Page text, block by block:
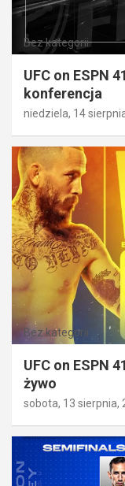
Bez kategorii
UFC on ESPN
konferencja
niedziela, 14
Bez kategorii
UFC on ESPN
żywo
sobota, 13 sierpnia,